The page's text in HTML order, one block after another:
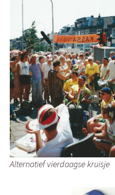
Alternatief vierdaagse kruisje